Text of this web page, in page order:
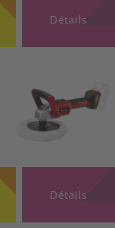
Détails
Détails